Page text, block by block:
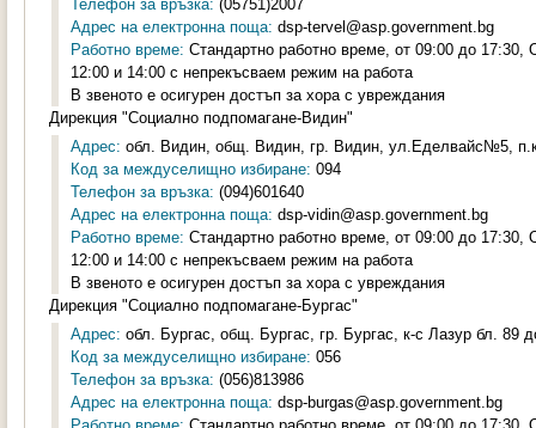
Телефон за връзка: (05751)2007
Адрес на електронна поща: dsp-tervel@asp.government.bg
Работно време: Стандартно работно време, от 09:00 до
12:00 и 14:00 с непрекъсваем режим на работа
В звеното е осигурен достъп за хора с увреждания
Дирекция "Социално подпомагане-Видин"
Адрес: обл. Видин, общ. Видин, гр. Видин, ул.Еделвайс№5,
Код за междуселищно избиране: 094
Телефон за връзка: (094)601640
Адрес на електронна поща: dsp-vidin@asp.government.bg
Работно време: Стандартно работно време, от 09:00 до
12:00 и 14:00 с непрекъсваем режим на работа
В звеното е осигурен достъп за хора с увреждания
Дирекция "Социално подпомагане-Бургас"
Адрес: обл. Бургас, общ. Бургас, гр. Бургас, к-с Лазур бл. 89
Код за междуселищно избиране: 056
Телефон за връзка: (056)813986
Адрес на електронна поща: dsp-burgas@asp.government.bg